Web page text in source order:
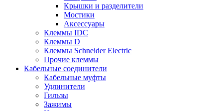
Крышки и разделители
Мостики
Аксессуары
Клеммы IDC
Клеммы D
Клеммы Schneider Electric
Прочие клеммы
Кабельные соединители
Кабельные муфты
Удлинители
Гильзы
Зажимы